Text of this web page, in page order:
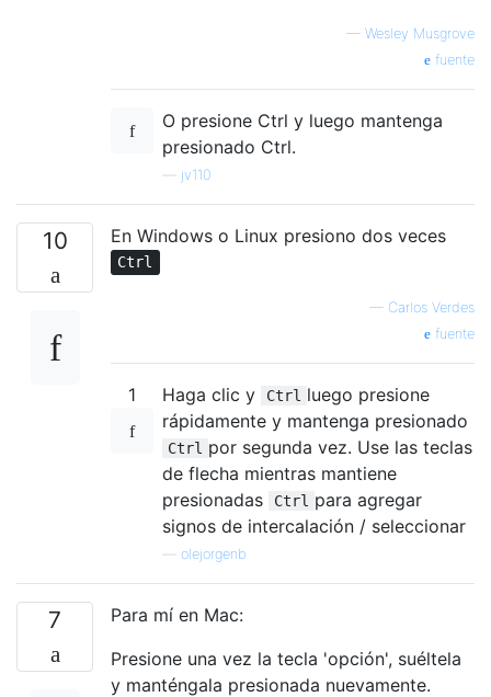
— Wesley Musgrove
fuente
O presione Ctrl y luego mantenga
presionado Ctrl.
jv110
10 En Windows o Linux presiono dos veces
Ctrl
— Carlos Verdes
fuente
1 Haga clic y Ctrl luego presione
rápidamente y mantenga presionado
Ctrl por segunda vez. Use las teclas
de flecha mientras mantiene
presionadas
Ctrl para agregar
signos de intercalación / seleccionar
olejorgenb
7
Para mí en Mac:
Presione una vez la tecla 'opción', suéltela
y manténgala presionada nuevamente.